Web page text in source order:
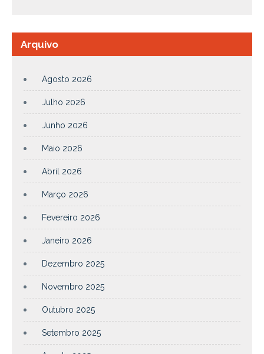
Arquivo
Agosto 2026
Julho 2026
Junho 2026
Maio 2026
Abril 2026
Março 2026
Fevereiro 2026
Janeiro 2026
Dezembro 2025
Novembro 2025
Outubro 2025
Setembro 2025